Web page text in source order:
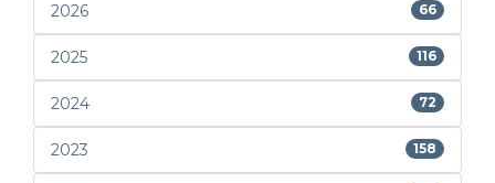
2026 66
2025 116
2024 72
2023 158